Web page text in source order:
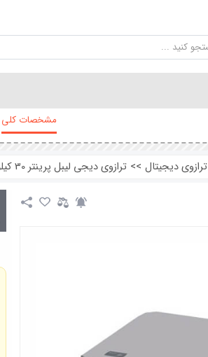
مشخصات کلی
ترازوی دیجیتال >> ترازوی دیجی لیبل پرینتر 30 کیلویی مدل SM100B